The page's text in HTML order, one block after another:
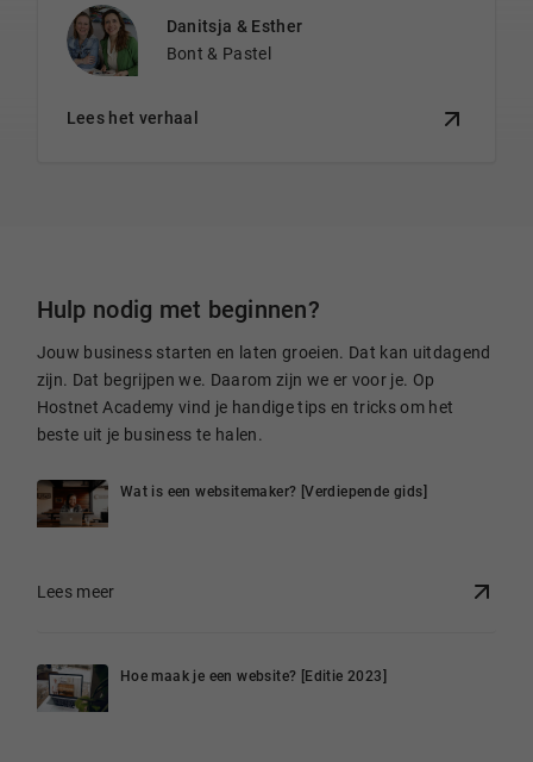
Danitsja & Esther
Bont & Pastel
Lees het verhaal
Hulp nodig met beginnen?
Jouw business starten en laten groeien. Dat kan uitdagend
zijn. Dat begrijpen we. Daarom zijn we er voor je. Op
Hostnet Academy vind je handige tips en tricks om het
beste uit je business te halen.
Wat is een websitemaker? [Verdiepende gids]
Lees meer
Hoe maak je een website? [Editie 2023]